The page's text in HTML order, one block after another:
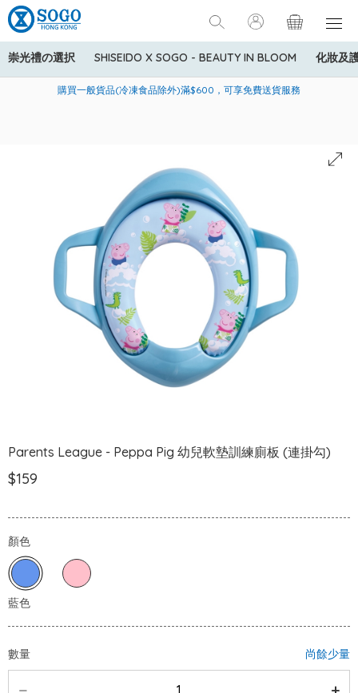
崇光禮の選択 SHISEIDO X SOGO - BEAUTY IN BLOOM 化妝及
美國運通Explorer®信用卡會員購物禮遇：高達5%簽賬回贈！
購買一般貨品(冷凍食品除外)滿$600，可享免費送貨服務
寄送中國內地服務只適用於指定商品，若訂單金額少於HK$600(折
Parents League - Peppa Pig 幼兒軟墊訓練廁板 (連掛勾)
$159
顏色
數量 尚餘少量